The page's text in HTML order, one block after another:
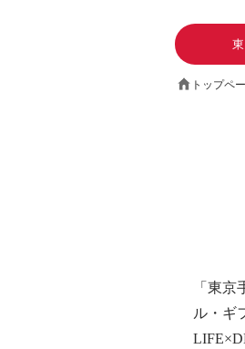
トップペ
「東
ル・ギ